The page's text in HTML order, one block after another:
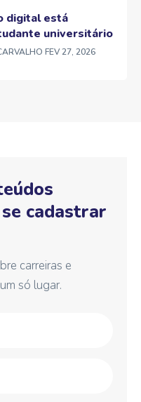
digital está
universitário
FEV 27, 2026
cadastrar
carreiras e
só lugar.